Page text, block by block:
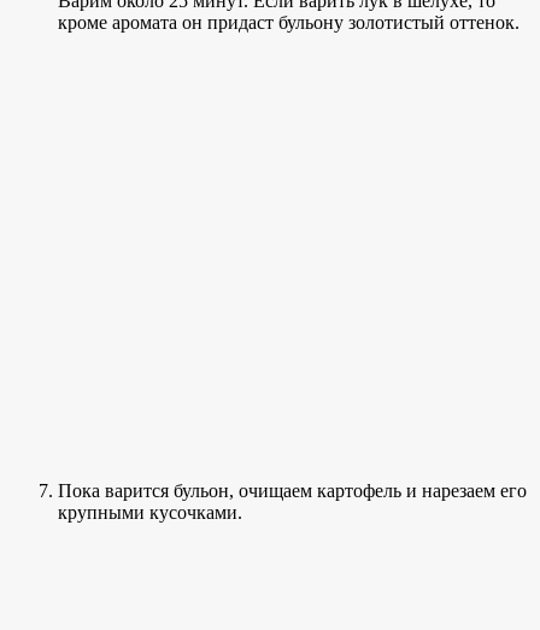
кроме аромата он придаст бульону золотистый оттенок.
Пока варится бульон, очищаем картофель и нарезаем его
крупными кусочками.